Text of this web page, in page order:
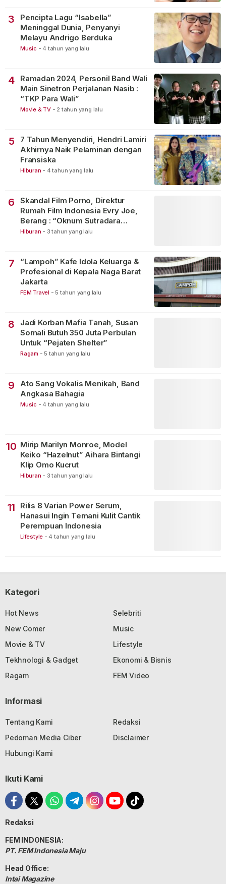
3
Pencipta Lagu “Isabella”
Meninggal Dunia, Penyanyi
Melayu Andrigo Berduka
Music - 4 tahun yang lalu
4
Ramadan 2024, Personil Band Wali
Main Sinetron Perjalanan Nasib :
“TKP Para Wali”
Movie & TV - 2 tahun yang lalu
5
7 Tahun Menyendiri, Hendri Lamiri
Akhirnya Naik Pelaminan dengan
Fransiska
Hiburan - 4 tahun yang lalu
6
Skandal Film Porno, Direktur
Rumah Film Indonesia Evry Joe,
Berang : “Oknum Sutradara
Merusak Perfilman Indonesia”!
Hiburan - 3 tahun yang lalu
7
“Lampoh” Kafe Idola Keluarga &
Profesional di Kepala Naga Barat
Jakarta
FEM Travel - 5 tahun yang lalu
8
Jadi Korban Mafia Tanah, Susan
Somali Butuh 350 Juta Perbulan
Untuk “Pejaten Shelter”
Ragam - 5 tahun yang lalu
9
Ato Sang Vokalis Menikah, Band
Angkasa Bahagia
Music - 4 tahun yang lalu
10 Mirip Marilyn Monroe, Model
Keiko “Hazelnut” Aihara Bintangi
Klip Omo Kucrut
Hiburan - 3 tahun yang lalu
11
Rilis 8 Varian Power Serum,
Hanasui Ingin Temani Kulit Cantik
Perempuan Indonesia
Lifestyle - 4 tahun yang lalu
Kategori
Hot News
Selebriti
New Comer
Music
Movie & TV
Lifestyle
Tekhnologi & Gadget
Ekonomi & Bisnis
Ragam
FEM Video
Informasi
Tentang Kami
Redaksi
Pedoman Media Ciber
Disclaimer
Hubungi Kami
Ikuti Kami
Redaksi
FEM INDONESIA:
PT. FEM Indonesia Maju
Head Office:
Intai Magazine